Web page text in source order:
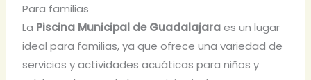
Para familias
La Piscina Municipal de Guadalajaraes un lugar
ideal para familias, ya que ofrece una variedad de
servicios y actividades acuáticas para niños y